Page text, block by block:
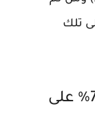
تلك
كود خصم نمشي 2026 حتى 70% على